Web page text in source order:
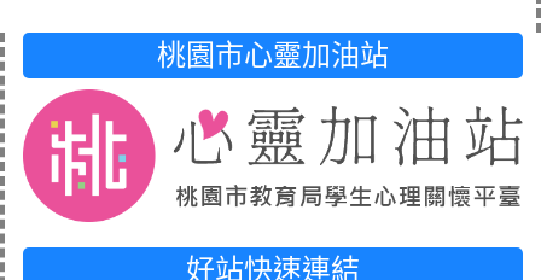
桃園市心靈加油站
好站快速連結